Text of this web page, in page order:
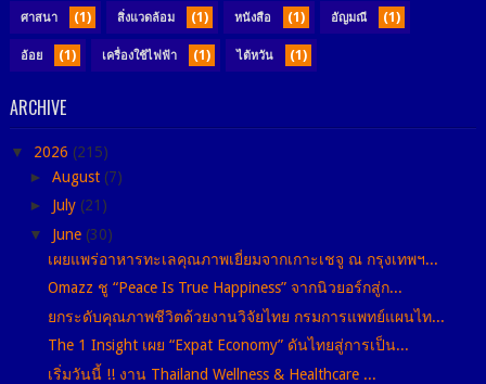
ศาสนา (1) สิ่งแวดล้อม (1) หนังสือ (1) อัญมณี (1)
อ้อย (1) เครื่องใช้ไฟฟ้า (1) ไต้หวัน (1)
ARCHIVE
▼ 2026 (215)
► August (7)
► July (21)
▼ June (30)
เผยแพร่อาหารทะเลคุณภาพเยี่ยมจากเกาะเชจู ณ กรุงเทพฯ...
Omazz ชู “Peace Is True Happiness” จากนิวยอร์กสู่ก...
ยกระดับคุณภาพชีวิตด้วยงานวิจัยไทย กรมการแพทย์แผนไท...
The 1 Insight เผย “Expat Economy” ดันไทยสู่การเป็น...
เริ่มวันนี้ !! งาน Thailand Wellness & Healthcare ...